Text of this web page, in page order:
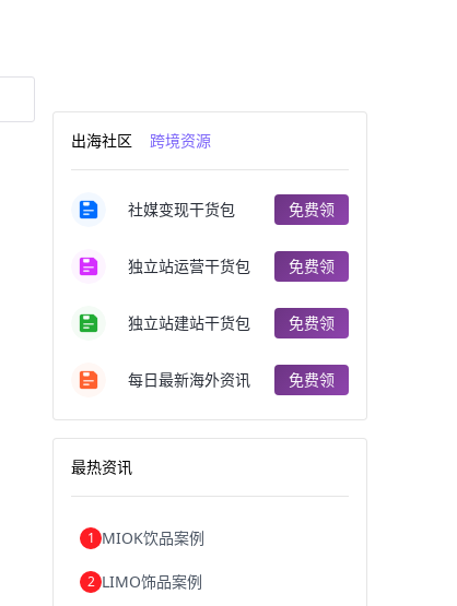
出海社区 跨境资源
社媒变现干货包 免费领
独立站运营干货包 免费领
独立站建站干货包 免费领
每日最新海外资讯 免费领
最热资讯
1 MIOK饮品案例
2 LIMO饰品案例